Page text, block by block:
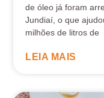
de óleo já foram
Jundiaí, o que
milhões de litros de
LEIA MAIS